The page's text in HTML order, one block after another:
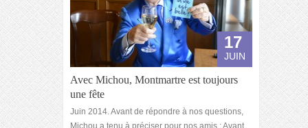
17
JUIN
Avec Michou, Montmartre est toujours
une fête
Juin 2014. Avant de répondre à nos questions,
Michou a tenu à préciser pour nos amis : Avant